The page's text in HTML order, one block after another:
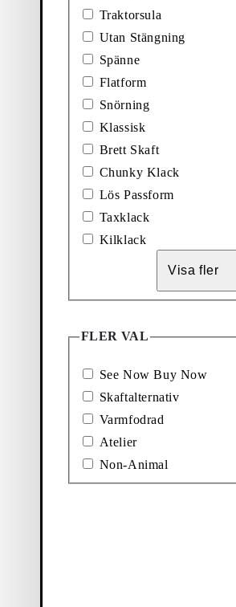
Mona Boots
Svart, Skinn / Kontrastkant
Traktorsula
Utan Stängning
Spänne
Flatform
Snörning
Klassisk
Brett Skaft
Chunky Klack
Lös Passform
Taxklack
Kilklack
Visa fler
FLER VAL
See Now Buy Now
Skaftalternativ
Varmfodrad
Atelier
Non-Animal